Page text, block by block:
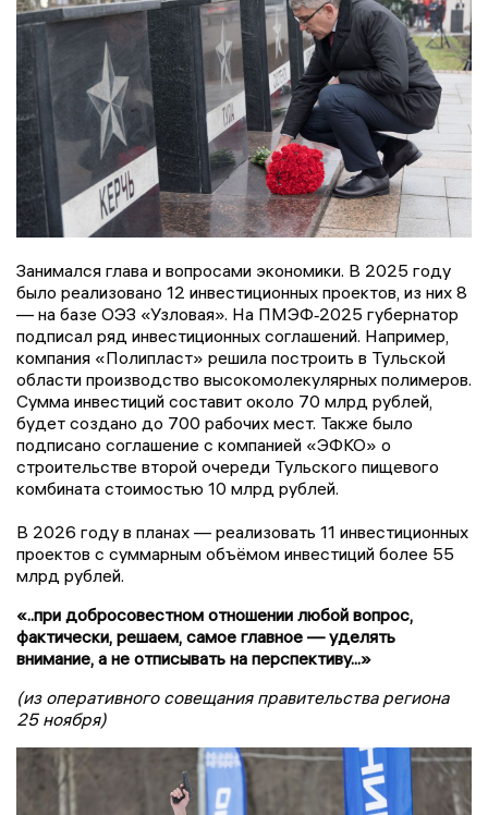
Занимался глава и вопросами экономики. В 2025 году
было реализовано 12 инвестиционных проектов, из них 8
— на базе ОЭЗ «Узловая». На ПМЭФ‑2025 губернатор
подписал ряд инвестиционных соглашений. Например,
компания «Полипласт» решила построить в Тульской
области производство высокомолекулярных полимеров.
Сумма инвестиций составит около 70 млрд рублей,
будет создано до 700 рабочих мест. Также было
подписано соглашение с компанией «ЭФКО» о
строительстве второй очереди Тульского пищевого
комбината стоимостью 10 млрд рублей.
В 2026 году в планах — реализовать 11 инвестиционных
проектов с суммарным объёмом инвестиций более 55
млрд рублей.
«..при добросовестном отношении любой вопрос,
фактически, решаем, самое главное — уделять
внимание, а не отписывать на перспективу...»
(из оперативного совещания правительства региона
25 ноября)